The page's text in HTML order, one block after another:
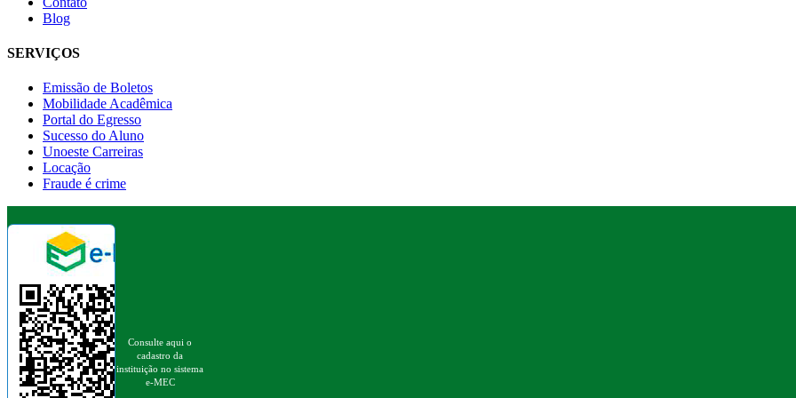
Blog
SERVIÇOS
Emissão de Boletos
Mobilidade Acadêmica
Portal do Egresso
Sucesso do Aluno
Unoeste Carreiras
Locação
Fraude é crime
Consulte aqui o
cadastro da
instituição no sistema
e-MEC